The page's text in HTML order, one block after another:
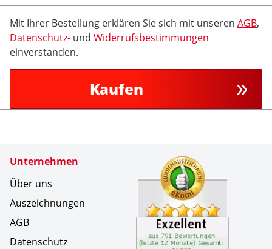
Mit Ihrer Bestellung erklären Sie sich mit unseren AGB,
Datenschutz- und Widerrufsbestimmungen
einverstanden.
Kaufen
Unternehmen
Über uns
Auszeichnungen
AGB
Datenschutz
Zertifikate